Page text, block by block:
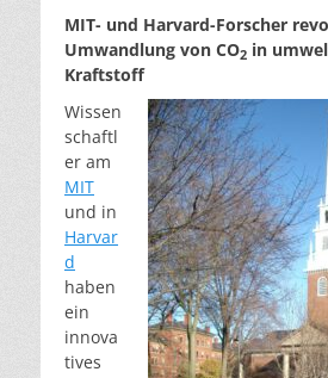
MIT- und Harvard-Forscher
Umwandlung von CO2 in
Kraftstoff
Wissen
schaftl
er am
MIT
und in
Harvar
d
haben
ein
innova
tives